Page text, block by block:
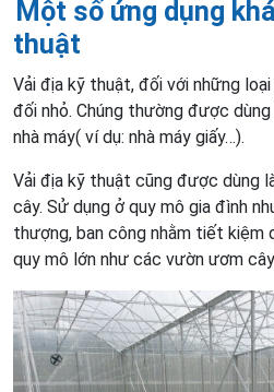
Một số ứng dụng
thuật
Vải địa kỹ thuật, đối với những
đối nhỏ. Chúng thường được
nhà máy( ví dụ: nhà máy giấy…).
Vải địa kỹ thuật cũng được dùng
cây. Sử dụng ở quy mô gia đình
thượng, ban công nhằm tiết kiệm
quy mô lớn như các vườn ươm